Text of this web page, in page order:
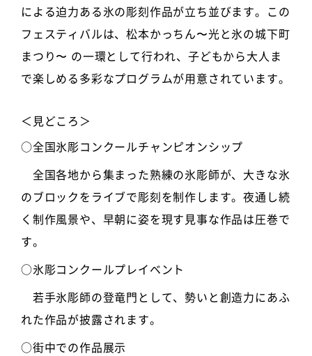
による迫力ある氷の彫刻作品が立ち並びます。この
フェスティバルは、松本かっちん〜光と氷の城下町
まつり 〜 の一環として行われ、子どもから大人ま
で楽しめる多彩なプログラムが用意されています。
＜見どころ＞
○全国氷彫コンクールチャンピオンシップ
全国各地から集まった熟練の氷彫師が、大きな氷
のブロックをライブで彫刻を制作します。夜通し続
く制作風景や、早朝に姿を現す見事な作品は圧巻で
す。
○氷彫コンクールプレイベント
若手氷彫師の登竜門として、勢いと創造力にあふ
れた作品が披露されます。
○街中での作品展示